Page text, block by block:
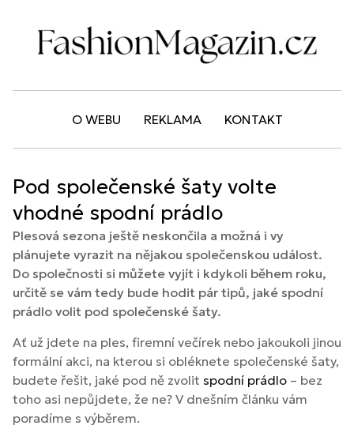
O WEBU REKLAMA KONTAKT
Pod společenské šaty volte
vhodné spodní prádlo
Plesová sezona ještě neskončila a možná i vy
plánujete vyrazit na nějakou společenskou událost.
Do společnosti si můžete vyjít i kdykoli během roku,
určitě se vám tedy bude hodit pár tipů, jaké spodní
prádlo volit pod společenské šaty.
Ať už jdete na ples, firemní večírek nebo jakoukoli jinou
formální akci, na kterou si obléknete společenské šaty,
budete řešit, jaké pod ně zvolit spodní prádlo – bez
toho asi nepůjdete, že ne? V dnešním článku vám
poradíme s výběrem.